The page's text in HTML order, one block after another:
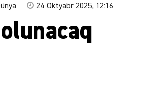
24 Oktyabr 2025, 12:16